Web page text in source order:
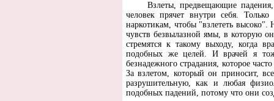
Взлеты, предвещающие падения,
человек прячет внутри себя.
наркотикам, чтобы "взлететь
чувств безвылазной ямы, в которую
стремятся к такому выходу, когда
подобных же целей. И врачей я
безнадежного страдания, которое
За взлетом, который он приносит,
разрушительную, как и любая
подобных падений, потому что они